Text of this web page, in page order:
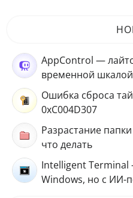
AppControl —
временной
Ошибка сброса
0xC004D307
Разрастание
что делать
Intelligent Terminal
Windows, но с